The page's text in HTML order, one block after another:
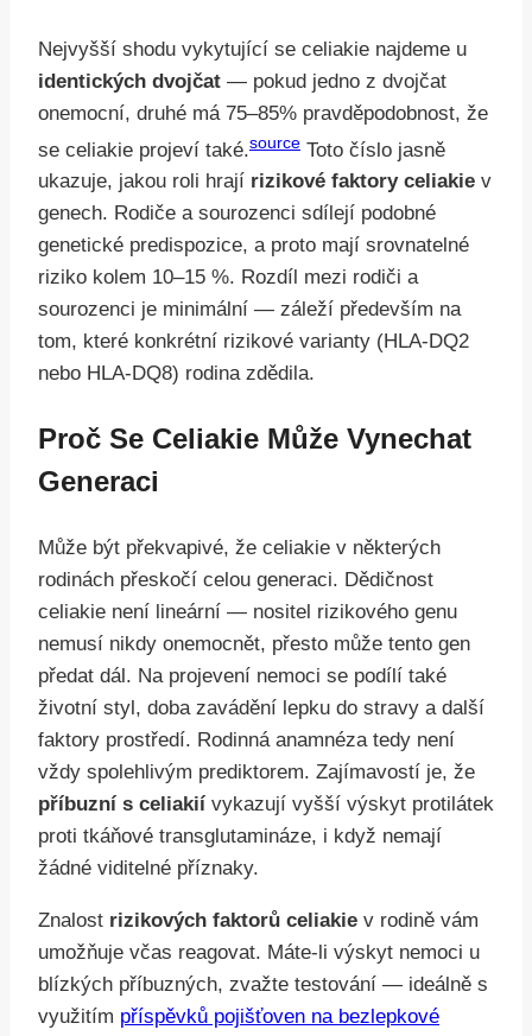
Nejvyšší shodu vykytující se celiakie najdeme u
identických dvojčat — pokud jedno z dvojčat
onemocní, druhé má 75–85% pravděpodobnost, že
se celiakie projeví také.source Toto číslo jasně
ukazuje, jakou roli hrají rizikové faktory celiakie v
genech. Rodiče a sourozenci sdílejí podobné
genetické predispozice, a proto mají srovnatelné
riziko kolem 10–15 %. Rozdíl mezi rodiči a
sourozenci je minimální — záleží především na
tom, které konkrétní rizikové varianty (HLA-DQ2
nebo HLA-DQ8) rodina zdědila.
Proč Se Celiakie Může Vynechat
Generaci
Může být překvapivé, že celiakie v některých
rodinách přeskočí celou generaci. Dědičnost
celiakie není lineární — nositel rizikového genu
nemusí nikdy onemocnět, přesto může tento gen
předat dál. Na projevení nemoci se podílí také
životní styl, doba zavádění lepku do stravy a další
faktory prostředí. Rodinná anamnéza tedy není
vždy spolehlivým prediktorem. Zajímavostí je, že
příbuzní s celiakií vykazují vyšší výskyt protilátek
proti tkáňové transglutamináze, i když nemají
žádné viditelné příznaky.
Znalost rizikových faktorů celiakie v rodině vám
umožňuje včas reagovat. Máte-li výskyt nemoci u
blízkých příbuzných, zvažte testování — ideálně s
využitím příspěvků pojišťoven na bezlepkové